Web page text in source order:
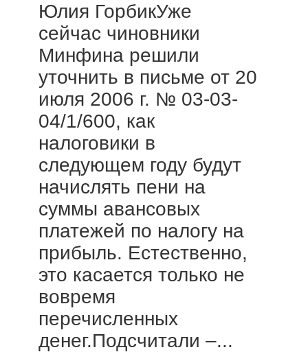
Юлия ГорбикУже
сейчас чиновники
Минфина решили
уточнить в письме от 20
июля 2006 г. № 03-03-
04/1/600, как
налоговики в
следующем году будут
начислять пени на
суммы авансовых
платежей по налогу на
прибыль. Естественно,
это касается только не
вовремя
перечисленных
денег.Подсчитали –...